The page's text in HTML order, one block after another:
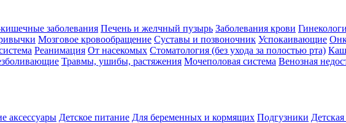
заболевания Печень и желчный пузырь Заболевания крови
Мозговое кровообращение Суставы и позвоночник Успокаивающие
Реанимация От насекомых Стоматология (без ухода за полостью рта)
Травмы, ушибы, растяжения Мочеполовая система Венозная
аксессуары Детское питание Для беременных и кормящих Подгузники